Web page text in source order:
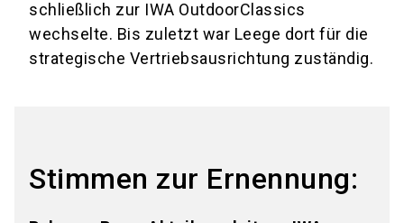
schließlich zur IWA OutdoorClassics
wechselte. Bis zuletzt war Leege dort für die
strategische Vertriebsausrichtung zuständig.
Stimmen zur Ernennung: